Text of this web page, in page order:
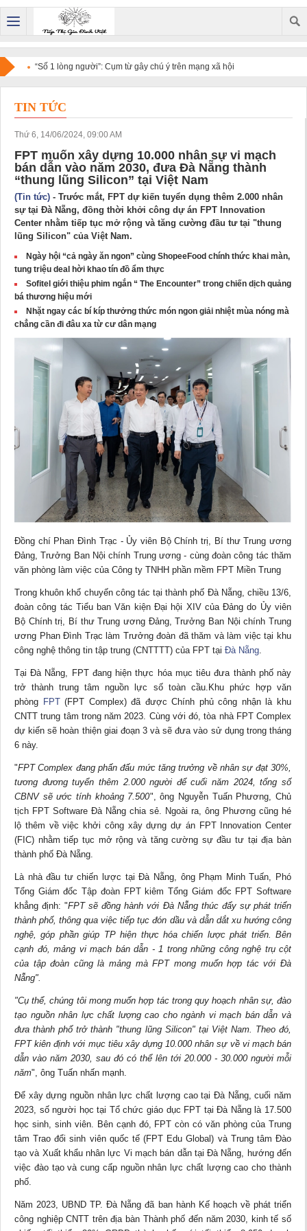
“Số 1 lòng người”: Cụm từ gây chú ý trên mạng xã hội
TIN TỨC
Thứ 6, 14/06/2024, 09:00 AM
FPT muốn xây dựng 10.000 nhân sự vi mạch
bán dẫn vào năm 2030, đưa Đà Nẵng thành
“thung lũng Silicon” tại Việt Nam
(Tin tức) - Trước mắt, FPT dự kiến tuyển dụng thêm 2.000 nhân
sự tại Đà Nẵng, đồng thời khởi công dự án FPT Innovation
Center nhằm tiếp tục mở rộng và tăng cường đầu tư tại "thung
lũng Silicon" của Việt Nam.
Ngày hội “cả ngày ăn ngon” cùng ShopeeFood chính thức khai màn,
tung triệu deal hời khao tín đồ ẩm thực
Sofitel giới thiệu phim ngắn “ The Encounter” trong chiến dịch quảng
bá thương hiệu mới
Nhặt ngay các bí kíp thưởng thức món ngon giải nhiệt mùa nóng mà
chẳng cần đi đâu xa từ cư dân mạng
Đồng chí Phan Đình Trạc - Ủy viên Bộ Chính trị, Bí thư Trung ương
Đảng, Trưởng Ban Nội chính Trung ương - cùng đoàn công tác thăm
văn phòng làm việc của Công ty TNHH phần mềm FPT Miền Trung
Trong khuôn khổ chuyến công tác tại thành phố Đà Nẵng, chiều 13/6,
đoàn công tác Tiểu ban Văn kiện Đại hội XIV của Đảng do Ủy viên
Bộ Chính trị, Bí thư Trung ương Đảng, Trưởng Ban Nội chính Trung
ương Phan Đình Trạc làm Trưởng đoàn đã thăm và làm việc tại khu
công nghệ thông tin tập trung (CNTTTT) của FPT tại Đà Nẵng.
Tại Đà Nẵng, FPT đang hiện thực hóa mục tiêu đưa thành phố này
trở thành trung tâm nguồn lực số toàn cầu.Khu phức hợp văn
phòng FPT(FPT Complex) đã được Chính phủ công nhận là khu
CNTT trung tâm trong năm 2023. Cùng với đó, tòa nhà FPT Complex
dự kiến sẽ hoàn thiện giai đoạn 3 và sẽ đưa vào sử dụng trong tháng
6 này.
"FPT Complex đang phấn đấu mức tăng trưởng về nhân sự đạt 30%,
tương đương tuyển thêm 2.000 người để cuối năm 2024, tổng số
CBNV sẽ ước tính khoảng 7.500", ông Nguyễn Tuấn Phương, Chủ
tịch FPT Software Đà Nẵng chia sẻ. Ngoài ra, ông Phương cũng hé
lộ thêm về việc khởi công xây dựng dự án FPT Innovation Center
(FIC) nhằm tiếp tục mở rộng và tăng cường sự đầu tư tại địa bàn
thành phố Đà Nẵng.
Là nhà đầu tư chiến lược tại Đà Nẵng, ông Phạm Minh Tuấn, Phó
Tổng Giám đốc Tập đoàn FPT kiêm Tổng Giám đốc FPT Software
khẳng định: "FPT sẽ đồng hành với Đà Nẵng thúc đẩy sự phát triển
thành phố, thông qua việc tiếp tục đón dầu và dẫn dắt xu hướng công
nghệ, góp phần giúp TP hiện thực hóa chiến lược phát triển. Bên
cạnh đó, mảng vi mạch bán dẫn - 1 trong những công nghệ trụ cột
của tập đoàn cũng là mảng mà FPT mong muốn hợp tác với Đà
Nẵng".
"Cụ thể, chúng tôi mong muốn hợp tác trong quy hoạch nhân sự, đào
tạo nguồn nhân lực chất lượng cao cho ngành vi mạch bán dẫn và
đưa thành phố trở thành "thung lũng Silicon" tại Việt Nam. Theo đó,
FPT kiên định với mục tiêu xây dựng 10.000 nhân sự về vi mạch bán
dẫn vào năm 2030, sau đó có thể lên tới 20.000 - 30.000 người mỗi
năm", ông Tuấn nhấn mạnh.
Để xây dựng nguồn nhân lực chất lượng cao tại Đà Nẵng, cuối năm
2023, số người học tại Tổ chức giáo dục FPT tại Đà Nẵng là 17.500
học sinh, sinh viên. Bên cạnh đó, FPT còn có văn phòng của Trung
tâm Trao đổi sinh viên quốc tế (FPT Edu Global) và Trung tâm Đào
tạo và Xuất khẩu nhân lực Vi mạch bán dẫn tại Đà Nẵng, hướng đến
việc đào tạo và cung cấp nguồn nhân lực chất lượng cao cho thành
phố.
Năm 2023, UBND TP. Đà Nẵng đã ban hành Kế hoạch về phát triển
công nghiệp CNTT trên địa bàn Thành phố đến năm 2030, kinh tế số